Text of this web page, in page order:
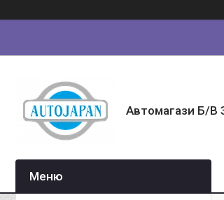
Автомагази Б/В